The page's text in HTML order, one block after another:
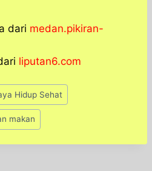
dari medan.pikiran-
liputan6.com
Hidup Sehat
makan